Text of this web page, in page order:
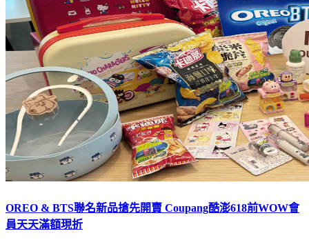
OREO & BTS聯名新品搶先開賣 Coupang酷澎618前WOW會
員天天滿額現折